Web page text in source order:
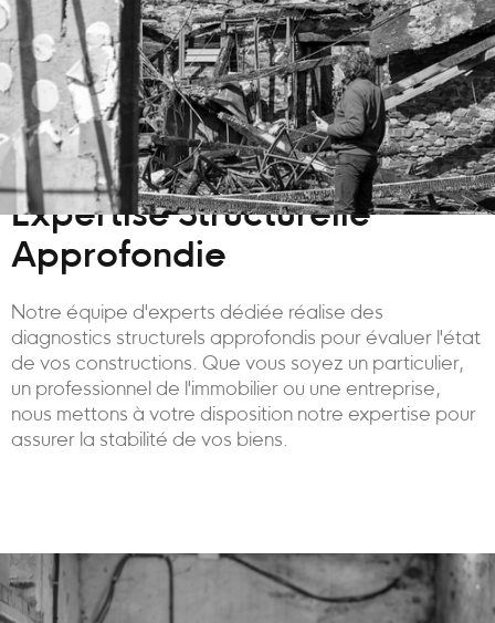
Expertise Structurelle
Approfondie
Notre équipe d'experts dédiée réalise des
diagnostics structurels approfondis pour évaluer l'état
de vos constructions. Que vous soyez un particulier,
un professionnel de l'immobilier ou une entreprise,
nous mettons à votre disposition notre expertise pour
assurer la stabilité de vos biens.